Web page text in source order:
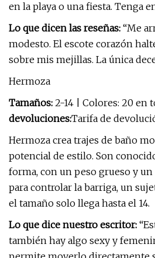
en la playa o una fiesta. Tenga
Lo que dicen las reseñas: “Me
modesto. El escote corazón
sobre mis mejillas. La única
Hermoza
Tamaños: 2-14 | Colores: 20 en
devoluciones:Tarifa de
Hermoza crea trajes de baño
potencial de estilo. Son
forma, con un peso grueso y
para controlar la barriga, un
el tamaño solo llega hasta el 14.
Lo que dice nuestro escritor:
también hay algo sexy y